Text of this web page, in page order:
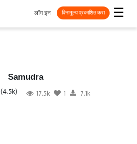
☰
लॉग इन विनामूल्य प्रकाशित करा
Samudra
(4.5k) 17.5k 1 7.1k